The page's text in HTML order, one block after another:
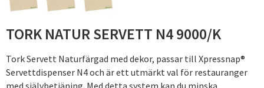
TORK NATUR SERVETT N4 9000/K
Tork Servett Naturfärgad med dekor, passar till Xpressnap®
Servettdispenser N4 och är ett utmärkt val för restauranger